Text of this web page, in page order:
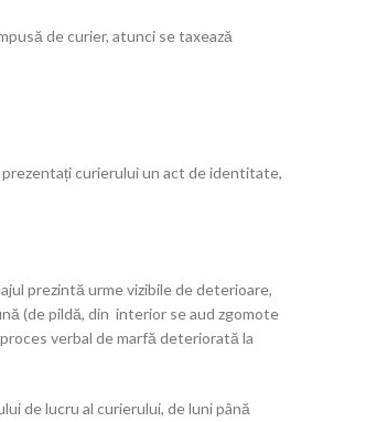
de curier, atunci se taxează
curierului un act de identitate,
prezintă urme vizibile de deterioare,
(de pildă, din interior se aud zgomote
verbal de marfă deteriorată la
de lucru al curierului, de luni până